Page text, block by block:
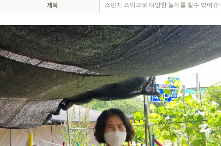
제목
스펀지 스틱으로 다양한 놀이를 할수 있어요